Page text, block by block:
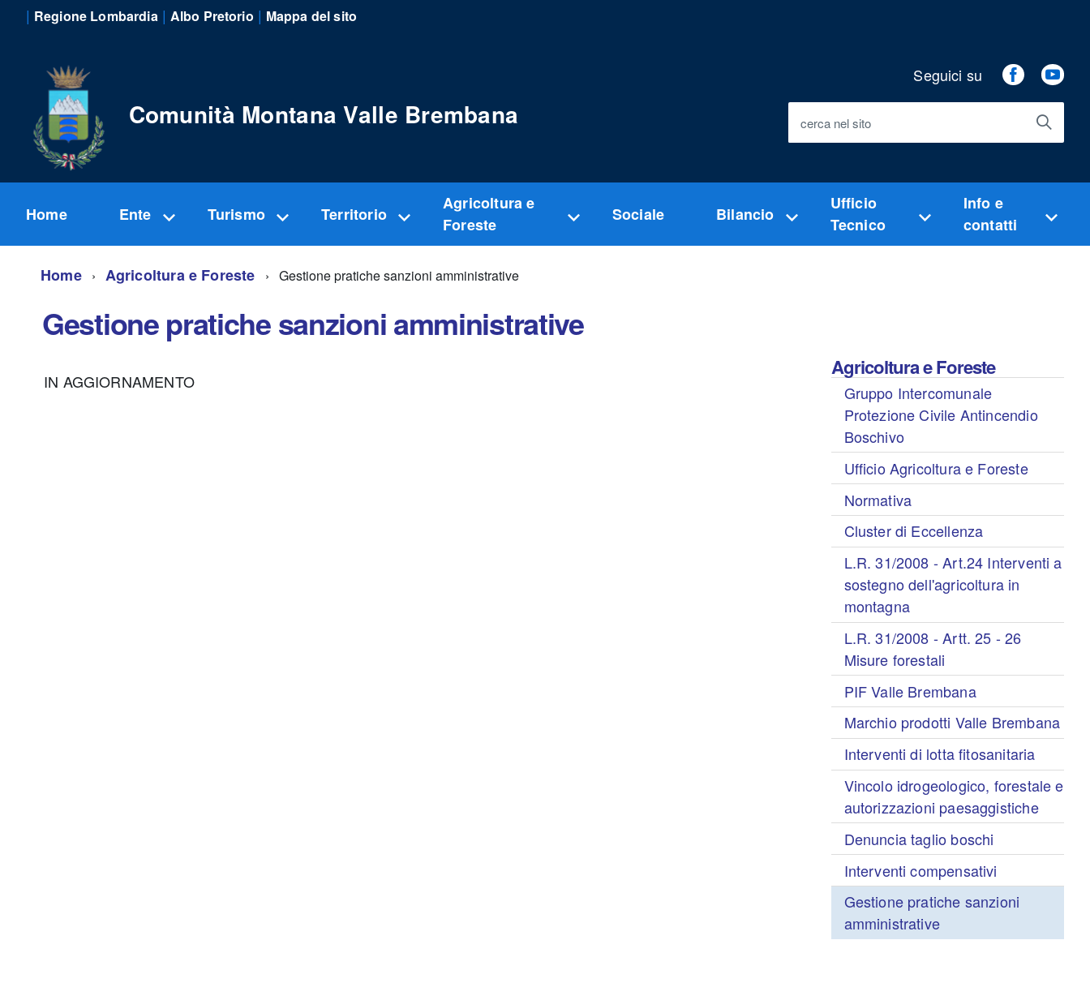
| Regione Lombardia | Albo Pretorio | Mappa del sito
Comunità Montana Valle Brembana
Seguici su Facebook
cerca nel sito
Home Ente Turismo Territorio
Agricoltura e
Foreste
Sociale Bilancio
Ufficio
Tecnico
Info e
contatti
Home Agricoltura e Foreste Gestione pratiche sanzioni amministrative
Gestione pratiche sanzioni amministrative
IN AGGIORNAMENTO
Agricoltura e Foreste
Gruppo Intercomunale
Protezione Civile Antincendio
Boschivo
Ufficio Agricoltura e Foreste
Normativa
Cluster di Eccellenza
L.R. 31/2008 - Art.24 Interventi a
sostegno dell'agricoltura in
montagna
L.R. 31/2008 - Artt. 25 - 26
Misure forestali
PIF Valle Brembana
Marchio prodotti Valle Brembana
Interventi di lotta fitosanitaria
Vincolo idrogeologico, forestale e
autorizzazioni paesaggistiche
Denuncia taglio boschi
Interventi compensativi
Gestione pratiche sanzioni
amministrative